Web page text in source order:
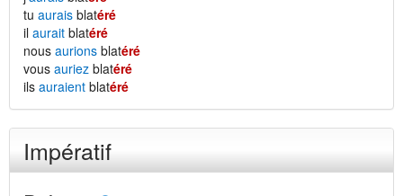
tu aurais blatéré
il aurait blatéré
nous aurions blatéré
vous auriez blatéré
ils auraient blatéré
Impératif